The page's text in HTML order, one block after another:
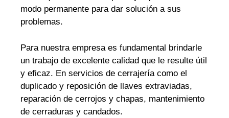
modo permanente para dar solución a sus
problemas.
Para nuestra empresa es fundamental brindarle
un trabajo de excelente calidad que le resulte útil
y eficaz. En servicios de cerrajería como el
duplicado y reposición de llaves extraviadas,
reparación de cerrojos y chapas, mantenimiento
de cerraduras y candados.